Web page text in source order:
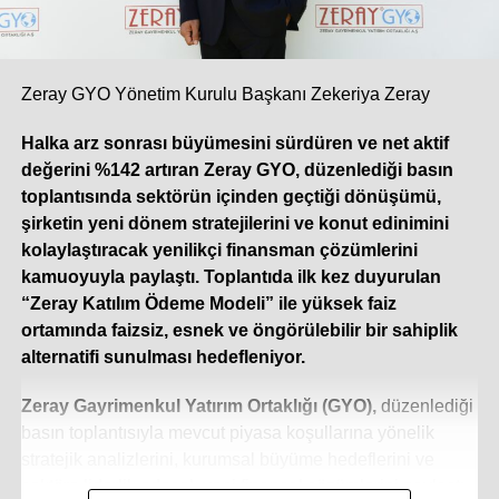
Türkiye split klima pazarı, yükselen talebin de etkisiyle bu
yılın ilk beş ayında çift haneli bir büyüme ivmesi yakaladı.
Yılın geri kalanında da bu sıcak hava dalgasının etkisiyle
pazarın yüzde 10 ila 12 oranında ek bir büyüme
konumumuzun getirdiği sorumlulukla; klasik sezonluk
stok yaklaşımının ötesine geçen çevik üretim modelimiz,
güçlü tedarik zincirimiz ve geniş servis ağımızla, artan bu
talebe en hızlı ve güvenilir şekilde yanıt vermeye devam
ediyoruz.
Dijitalleşme iklimlendirme sistemlerinde
rekabet koşullarınızı nasıl değiştirdi? Veri
yönetimi ve gerçek zamanlı analiz, karar alma
Dijitalleşme, iklimlendirme sektöründe rekabeti yalnızca
Zeray GYO Yönetim Kurulu Başkanı Zekeriya Zeray
Halka arz sonrası büyümesini sürdüren ve net aktif
değerini %142 artıran Zeray GYO, düzenlediği basın
toplantısında sektörün içinden geçtiği dönüşümü,
şirketin yeni dönem stratejilerini ve konut edinimini
kolaylaştıracak yenilikçi finansman çözümlerini
kamuoyuyla paylaştı. Toplantıda ilk kez duyurulan
“Zeray Katılım Ödeme Modeli” ile yüksek faiz
ortamında faizsiz, esnek ve öngörülebilir bir sahiplik
alternatifi sunulması hedefleniyor.
Zeray Gayrimenkul Yatırım Ortaklığı (GYO), düzenlediği
basın toplantısıyla mevcut piyasa koşullarına yönelik
sektöre liderlik edecek yeni finansal çözümlerini paylaştı.